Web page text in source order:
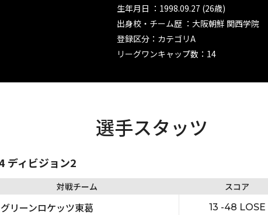
生年月日 ：1998.09.27 (26歳)
出身校・チーム歴 ：大阪朝鮮 関西学院
登録区分：カテゴリA
リーグワンキャップ数：14
選手スタッツ
ディビジョン2
対戦チーム スコア
グリーンロケッツ東葛 13 -48 LOSE